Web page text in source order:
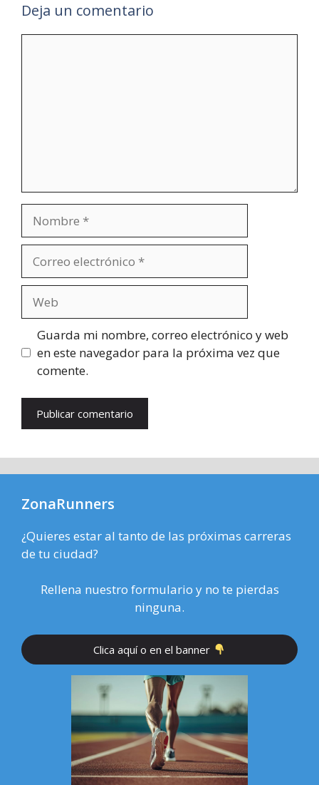
Deja un comentario
electrónico
Guarda mi nombre, correo electrónico y web
en este navegador para la próxima vez que
comente.
ZonaRunners
¿Quieres estar al tanto de las próximas carreras
de tu ciudad?
Rellena nuestro formulario y no te pierdas
ninguna.
Clica aquí o en el banner